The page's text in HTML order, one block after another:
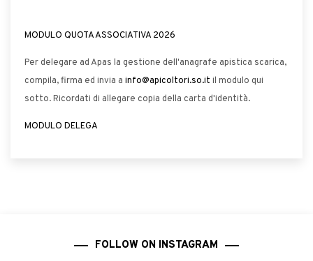
MODULO QUOTA ASSOCIATIVA 2026
Per delegare ad Apas la gestione dell'anagrafe apistica scarica,
compila, firma ed invia a info@apicoltori.so.it il modulo qui
sotto. Ricordati di allegare copia della carta d'identità.
MODULO DELEGA
FOLLOW ON INSTAGRAM